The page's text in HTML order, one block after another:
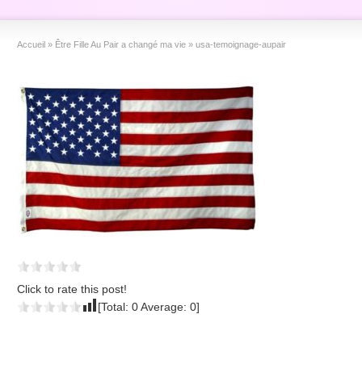
Accueil » Être Fille Au Pair a changé ma vie » usa-temoignage-aupair
Click to rate this post!
[Total:0Average:0]